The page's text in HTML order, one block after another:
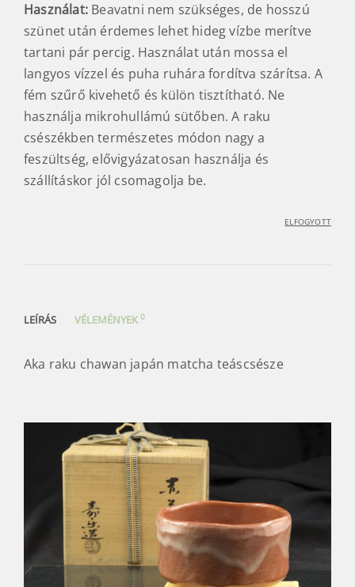
Használat: Beavatni nem szükséges, de hosszú
szünet után érdemes lehet hideg vízbe merítve
tartani pár percig. Használat után mossa el
langyos vízzel és puha ruhára fordítva szárítsa. A
fém szűrő kivehető és külön tisztítható. Ne
használja mikrohullámú sütőben. A raku
csészékben természetes módon nagy a
feszültség, elővigyázatosan használja és
szállításkor jól csomagolja be.
ELFOGYOTT
LEÍRÁS VÉLEMÉNYEK0
Aka raku chawan japán matcha teáscsésze